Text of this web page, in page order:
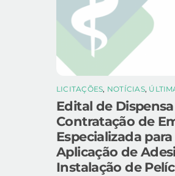
LICITAÇÕES, NOTÍCIAS,
Edital de
Contratação de
Especializada
Aplicação de
Instalação de